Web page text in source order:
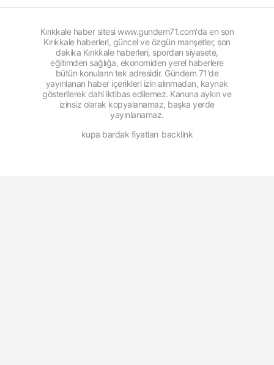
Kırıkkale haber sitesi www.gundem71.com'da en son
Kırıkkale haberleri, güncel ve özgün manşetler, son
dakika Kırıkkale haberleri, spordan siyasete,
eğitimden sağlığa, ekonomiden yerel haberlere
bütün konuların tek adresidir. Gündem 71'de
yayınlanan haber içerikleri izin alınmadan, kaynak
gösterilerek dahi iktibas edilemez. Kanuna aykırı ve
izinsiz olarak kopyalanamaz, başka yerde
yayınlanamaz.
kupa bardak fiyatları backlink